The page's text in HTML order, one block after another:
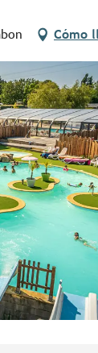
Cómo